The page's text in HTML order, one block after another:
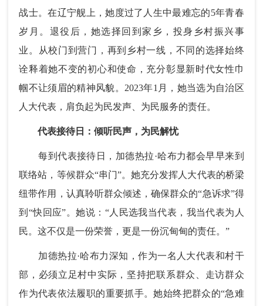
战士。在辽宁舰上，她度过了人生中最难忘的5年青春
岁月。退役后，她选择回到家乡，投身乡村振兴事
业。从校门到营门，再到乡村一线，不同的选择始终
诠释着她不变的初心和使命，充分彰显新时代女性巾
帼不让须眉的精神风貌。2023年1月，她当选为自治区
人大代表，肩负起为民发声、为民服务的责任。
代表接待日：倾听民声，为民解忧
每到代表接待日， 加德热拉·哈布力都会早早来到
联络站，等候群众“串门”。她充分发挥人大代表的桥梁
纽带作用，认真聆听群众倾述，确保群众的“急诉求”得
到“快回应”。她说：“人民选我当代表，我当代表为人
民。这不仅是一份荣誉，更是一份沉甸甸的责任。”
加德热拉·哈布力深知，作为一名人大代表和村干
部，必须立足村中实际，坚持把联系群众、走访群众
作为代表依法履职的重要抓手。她始终把群众的“急难